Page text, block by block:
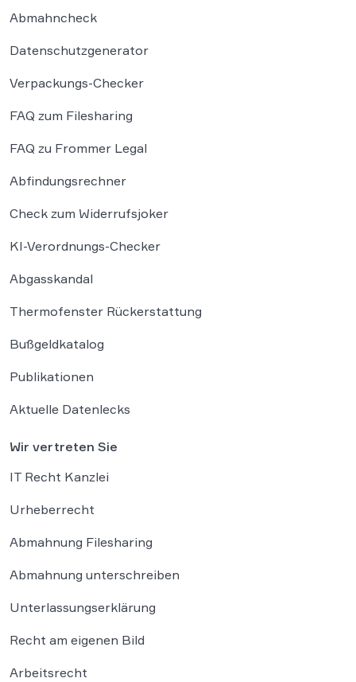
Abmahncheck
Datenschutzgenerator
Verpackungs-Checker
FAQ zum Filesharing
FAQ zu Frommer Legal
Abfindungsrechner
Check zum Widerrufsjoker
KI-Verordnungs-Checker
Abgasskandal
Thermofenster Rückerstattung
Bußgeldkatalog
Publikationen
Aktuelle Datenlecks
Wir vertreten Sie
IT Recht Kanzlei
Urheberrecht
Abmahnung Filesharing
Abmahnung unterschreiben
Unterlassungserklärung
Recht am eigenen Bild
Arbeitsrecht